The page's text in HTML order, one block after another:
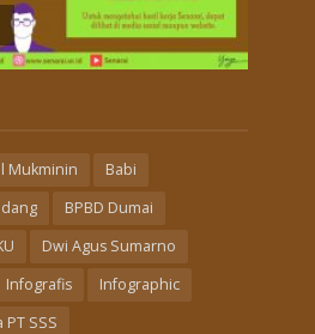
Mukminin
Babi
BPBD Dumai
Dwi Agus Sumarno
Infografis
Infographic
PT SSS